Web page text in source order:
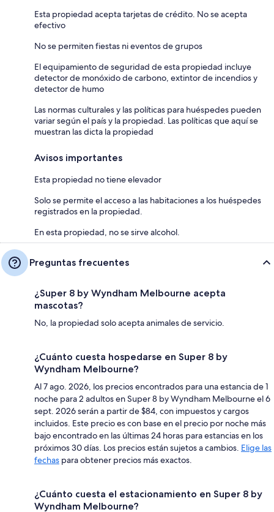
Esta propiedad acepta tarjetas de crédito. No se acepta
efectivo
No se permiten fiestas ni eventos de grupos
El equipamiento de seguridad de esta propiedad incluye
detector de monóxido de carbono, extintor de incendios y
detector de humo
Las normas culturales y las políticas para huéspedes pueden
variar según el país y la propiedad. Las políticas que aquí se
muestran las dicta la propiedad
Avisos importantes
Esta propiedad no tiene elevador
Solo se permite el acceso a las habitaciones a los huéspedes
registrados en la propiedad.
En esta propiedad, no se sirve alcohol.
Preguntas frecuentes
¿Super 8 by Wyndham Melbourne acepta
mascotas?
No, la propiedad solo acepta animales de servicio.
¿Cuánto cuesta hospedarse en Super 8 by
Wyndham Melbourne?
Al 7 ago. 2026, los precios encontrados para una estancia de 1
noche para 2 adultos en Super 8 by Wyndham Melbourne el 6
sept. 2026 serán a partir de $84, con impuestos y cargos
incluidos. Este precio es con base en el precio por noche más
bajo encontrado en las últimas 24 horas para estancias en los
próximos 30 días. Los precios están sujetos a cambios. Elige las
fechas para obtener precios más exactos.
¿Cuánto cuesta el estacionamiento en Super 8 by
Wyndham Melbourne?